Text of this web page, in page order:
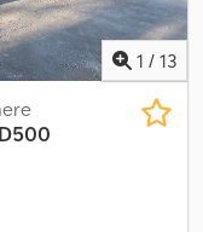
1 / 13